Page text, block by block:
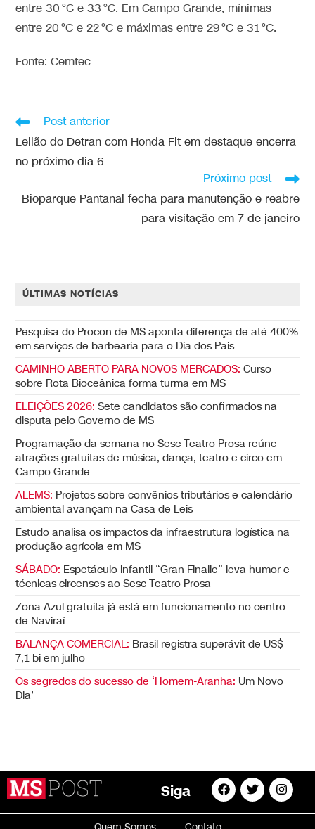
entre 30 °C e 33 °C. Em Campo Grande, mínimas
entre 20 °C e 22 °C e máximas entre 29 °C e 31 °C.
Fonte: Cemtec
Post anterior
Leilão do Detran com Honda Fit em destaque encerra
no próximo dia 6
Próximo post
Bioparque Pantanal fecha para manutenção e reabre
para visitação em 7 de janeiro
ÚLTIMAS NOTÍCIAS
Pesquisa do Procon de MS aponta diferença de até 400%
em serviços de barbearia para o Dia dos Pais
CAMINHO ABERTO PARA NOVOS MERCADOS: Curso
sobre Rota Bioceânica forma turma em MS
ELEIÇÕES 2026: Sete candidatos são confirmados na
disputa pelo Governo de MS
Programação da semana no Sesc Teatro Prosa reúne
atrações gratuitas de música, dança, teatro e circo em
Campo Grande
ALEMS: Projetos sobre convênios tributários e calendário
ambiental avançam na Casa de Leis
Estudo analisa os impactos da infraestrutura logística na
produção agrícola em MS
SÁBADO: Espetáculo infantil “Gran Finalle” leva humor e
técnicas circenses ao Sesc Teatro Prosa
Zona Azul gratuita já está em funcionamento no centro
de Naviraí
BALANÇA COMERCIAL: Brasil registra superávit de US$
7,1 bi em julho
Os segredos do sucesso de ‘Homem-Aranha: Um Novo
Dia’
Siga